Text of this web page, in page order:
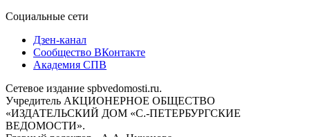
Социальные сети
Дзен-канал
Сообщество ВКонтакте
Академия СПВ
Сетевое издание spbvedomosti.ru.
Учредитель АКЦИОНЕРНОЕ ОБЩЕСТВО
«ИЗДАТЕЛЬСКИЙ ДОМ «С.-ПЕТЕРБУРГСКИЕ
ВЕДОМОСТИ».